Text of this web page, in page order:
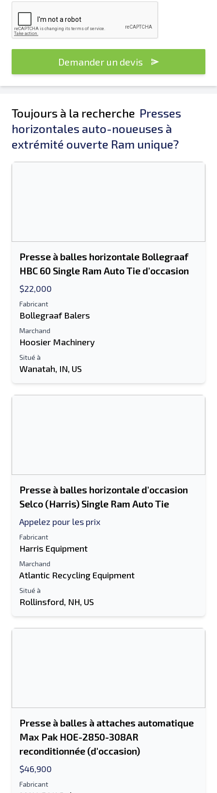
Demander un devis
Toujours à la recherche Presses
horizontales auto-noueuses à
extrémité ouverte Ram unique?
Presse à balles horizontale Bollegraaf
HBC 60 Single Ram Auto Tie d'occasion
$22,000
Fabricant
Bollegraaf Balers
Marchand
Hoosier Machinery
Situé à
Wanatah, IN, US
Presse à balles horizontale d'occasion
Selco (Harris) Single Ram Auto Tie
Appelez pour les prix
Fabricant
Harris Equipment
Marchand
Atlantic Recycling Equipment
Situé à
Rollinsford, NH, US
Presse à balles à attaches automatique
Max Pak HOE-2850-308AR
reconditionnée (d'occasion)
$46,900
Fabricant